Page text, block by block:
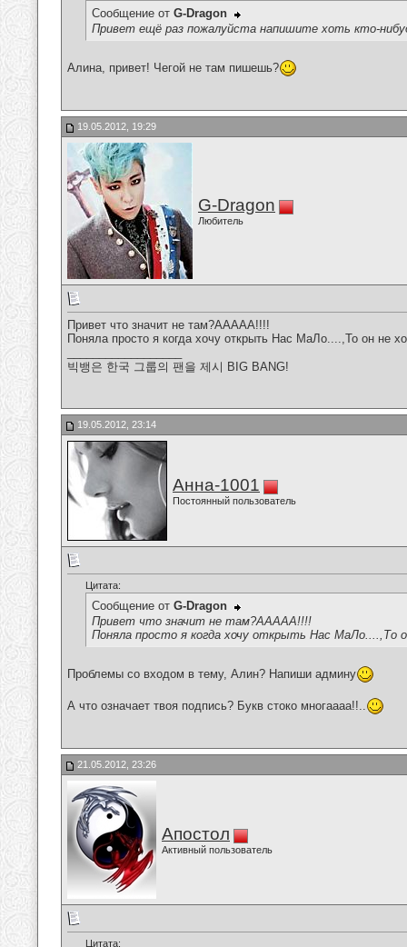
Сообщение от G-Dragon
Привет ещё раз пожалуйста напишите хоть кто-
Алина, привет! Чегой не там пишешь?
19.05.2012, 19:29
G-Dragon
Любитель
Привет что значит не там?ААААА!!!!
Поняла просто я когда хочу открыть Нас МаЛо....,То он не
빅뱅은 한국 그룹의 팬을 제시 BIG BANG!
19.05.2012, 23:14
Анна-1001
Постоянный пользователь
Цитата:
Сообщение от G-Dragon
Привет что значит не там?ААААА!!!!
Поняла просто я когда хочу открыть Нас МаЛо....,То
Проблемы со входом в тему, Алин? Напиши админу
А что означает твоя подпись? Букв стоко многаааа!!..
21.05.2012, 23:26
Апостол
Активный пользователь
Цитата: